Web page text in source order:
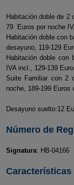
Habitación doble de 2
79 Euros por noche
Habitación doble con
desayuno, 119-129
Habitación doble con
IVA incl., 129-139
Suite Familiar con 2
noche, 189-199 Euros
Desayuno suelto:12
Número de
Signatura: HB-04166
Características